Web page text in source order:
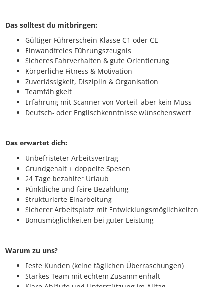
Das solltest du mitbringen:
Gültiger Führerschein Klasse C1 oder CE
Einwandfreies Führungszeugnis
Sicheres Fahrverhalten & gute Orientierung
Körperliche Fitness & Motivation
Zuverlässigkeit, Disziplin & Organisation
Teamfähigkeit
Erfahrung mit Scanner von Vorteil, aber kein Muss
Deutsch- oder Englischkenntnisse wünschenswert
Das erwartet dich:
Unbefristeter Arbeitsvertrag
Grundgehalt + doppelte Spesen
24 Tage bezahlter Urlaub
Pünktliche und faire Bezahlung
Strukturierte Einarbeitung
Sicherer Arbeitsplatz mit Entwicklungsmöglichkeiten
Bonusmöglichkeiten bei guter Leistung
Warum zu uns?
Feste Kunden (keine täglichen Überraschungen)
Starkes Team mit echtem Zusammenhalt